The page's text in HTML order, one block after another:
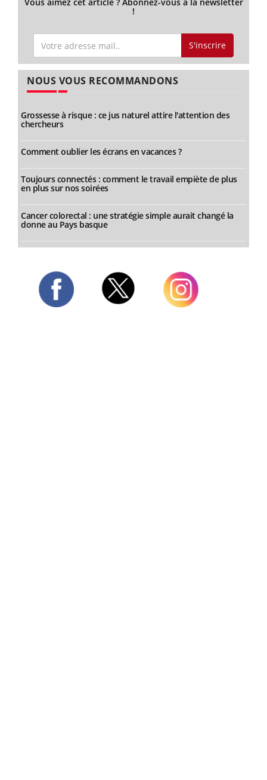
!
S'inscrire
NOUS VOUS RECOMMANDONS
Grossesse à risque : ce jus naturel attire l'attention des
chercheurs
Comment oublier les écrans en vacances ?
Toujours connectés : comment le travail empiète de plus
en plus sur nos soirées
Cancer colorectal : une stratégie simple aurait changé la
donne au Pays basque